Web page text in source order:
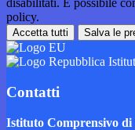
disabilitati. È possibile
policy.
Accetta tutti Salva le
Contatti
Istituto Comprensivo di